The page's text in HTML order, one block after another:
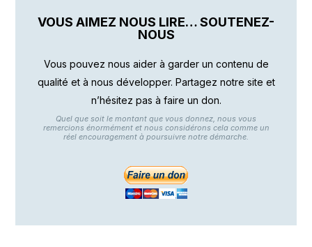
VOUS AIMEZ NOUS LIRE… SOUTENEZ-
NOUS
Vous pouvez nous aider à garder un contenu de
qualité et à nous développer. Partagez notre site et
n’hésitez pas à faire un don.
Quel que soit le montant que vous donnez, nous vous
remercions énormément et nous considérons cela comme un
réel encouragement à poursuivre notre démarche.